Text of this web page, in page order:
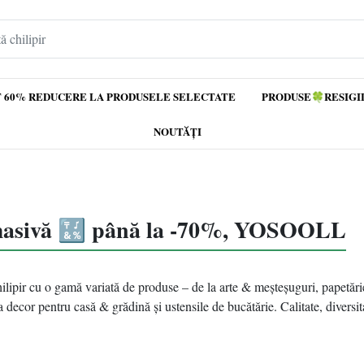
60% REDUCERE LA PRODUSELE SELECTATE
NOUTĂȚI
🔣 până la -70%, YOSOOLL
cu o gamă variată de produse – de la arte & meșteșuguri,
decor pentru casă & grădină și ustensile de bucătărie. Calitate,